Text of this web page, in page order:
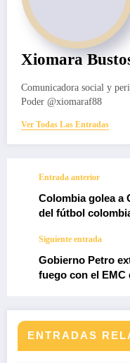
Xiomara
Comunicadora social y
Poder @xiomaraf88
Ver Todas Las Entradas
Entrada anterior
Colombia golea a
del fútbol
Siguiente entrada
Gobierno Petro
fuego con el EMC
ENTRADAS